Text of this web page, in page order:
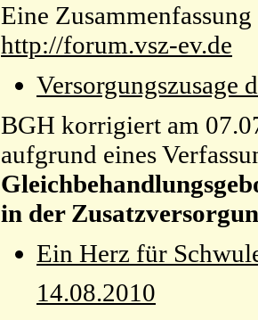
Eine
http://forum.vsz-ev.de
Versorgungszusage
BGH korrigiert am
aufgrund eines
in der
Ein Herz für
14.08.2010